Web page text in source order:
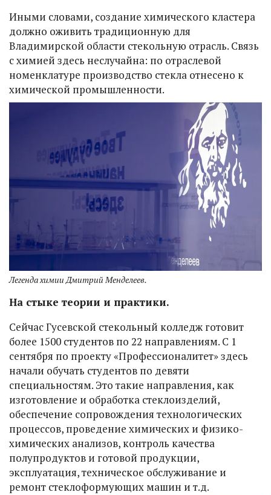
Иными словами, создание химического кластера
должно оживить традиционную для
Владимирской области стекольную отрасль. Связь
с химией здесь неслучайна: по отраслевой
номенклатуре производство стекла отнесено к
химической промышленности.
Легенда химии Дмитрий Менделеев.
На стыке теории и практики.
Сейчас Гусевской стекольный колледж готовит
более 1500 студентов по 22 направлениям. С 1
сентября по проекту «Профессионалитет» здесь
начали обучать студентов по девяти
специальностям. Это такие направления, как
изготовление и обработка стеклоизделий,
обеспечение сопровождения технологических
процессов, проведение химических и физико-
химических анализов, контроль качества
полупродуктов и готовой продукции,
эксплуатация, техническое обслуживание и
ремонт стеклоформующих машин и т.д.